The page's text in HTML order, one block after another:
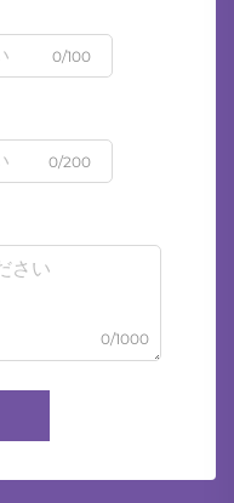
0/100
0/200
0/1000